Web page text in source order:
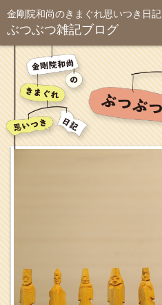
金剛院和尚のきまぐれ思いつき日記
ぶつぶつ雑記ブログ